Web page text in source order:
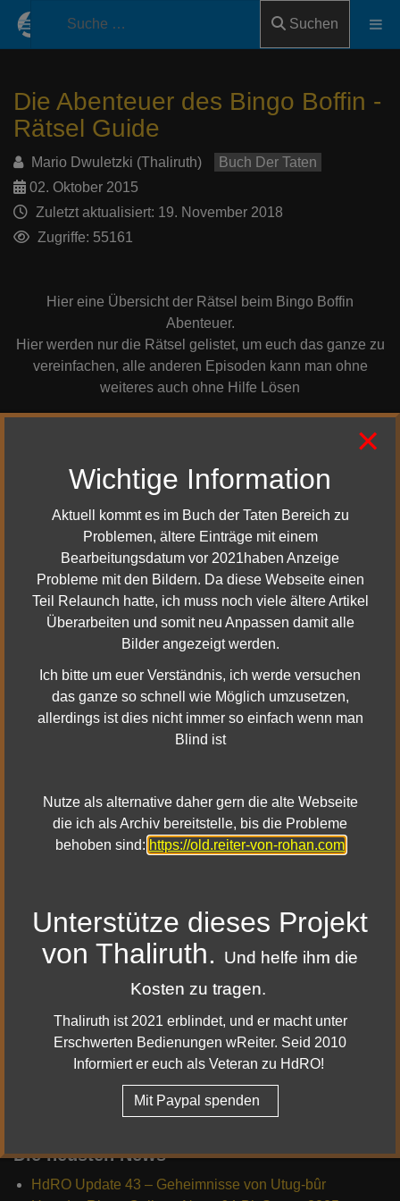
Suchen
Die Abenteuer des Bingo Boffin -
Rätsel Guide
Mario Dwuletzki (Thaliruth)
Buch Der Taten
02. Oktober 2015
Zuletzt aktualisiert: 19. November 2018
Zugriffe: 55161
Hier eine Übersicht der Rätsel beim Bingo Boffin
Abenteuer.
Hier werden nur die Rätsel gelistet, um euch das ganze zu
vereinfachen, alle anderen Episoden kann man ohne
weiteres auch ohne Hilfe Lösen
Level 28 Gans und Ganter / Kryptisches Rätsel
Level 68 Zweites Frühstück
Du bist der Meinung hier stimmt etwas nicht? Oder du hast
irgendwelche Fragen?
Dann schreibe mir gern eine Email
Kontakt Formular Öffnen
Impressum & Datenschutz | Facebook |
Youtube | Twitter |
| Discord
© 2010 - 2022 Reiter von Rohan
Die neusten News
HdRO Update 43 – Geheimnisse von Utug-bûr
×
Wichtige Information
Aktuell kommt es im Buch der Taten Bereich zu
Problemen, ältere Einträge mit einem
Bearbeitungsdatum vor 2021haben Anzeige
Probleme mit den Bildern. Da diese Webseite einen
Teil Relaunch hatte, ich muss noch viele ältere Artikel
Überarbeiten und somit neu Anpassen damit alle
Bilder angezeigt werden.
Ich bitte um euer Verständnis, ich werde versuchen
das ganze so schnell wie Möglich umzusetzen,
allerdings ist dies nicht immer so einfach wenn man
Blind ist
Nutze als alternative daher gern die alte Webseite
die ich als Archiv bereitstelle, bis die Probleme
behoben sind: https://old.reiter-von-rohan.com
Unterstütze dieses Projekt
von Thaliruth.
Und helfe ihm die
Kosten zu tragen.
Thaliruth ist 2021 erblindet, und er macht unter
Erschwerten Bedienungen wReiter. Seid 2010
Informiert er euch als Veteran zu HdRO!
Mit Paypal spenden